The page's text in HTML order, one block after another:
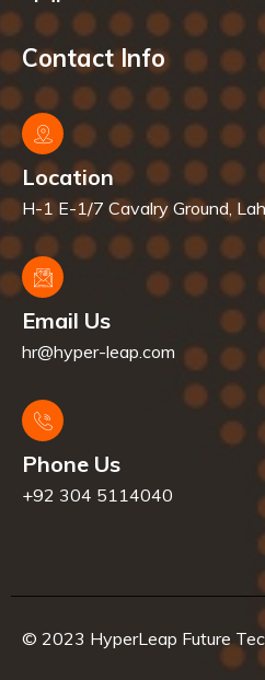
Contact Info
Location
H-1 E-1/7 Cavalry Ground,
Email Us
hr@hyper-leap.com
Phone Us
+92 304 5114040
© 2023 HyperLeap Future